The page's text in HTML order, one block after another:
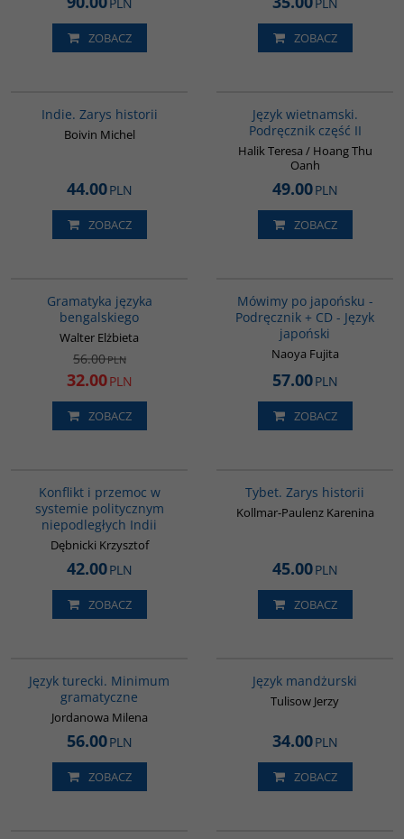
ZOBACZ ZOBACZ
Indie. Zarys historii
Boivin Michel
44.00PLN
ZOBACZ
Język wietnamski.
Podręcznik część II
Halik Teresa / Hoang Thu
Oanh
49.00PLN
ZOBACZ
Gramatyka języka
bengalskiego
Walter Elżbieta
56.00PLN
32.00PLN
ZOBACZ
Mówimy po japońsku -
Podręcznik + CD - Język
japoński
Naoya Fujita
57.00PLN
ZOBACZ
Konflikt i przemoc w
systemie politycznym
niepodległych Indii
Dębnicki Krzysztof
42.00PLN
ZOBACZ
Tybet. Zarys historii
Kollmar-Paulenz Karenina
45.00PLN
ZOBACZ
Język turecki. Minimum
gramatyczne
Jordanowa Milena
56.00PLN
ZOBACZ
Język mandżurski
Tulisow Jerzy
34.00PLN
ZOBACZ